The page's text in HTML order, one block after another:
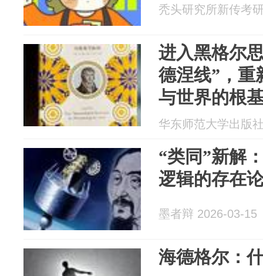
秃头研究所新传考
进入黑格尔
德涅线”，重
与世界的根
华东师范大学出版
“类同”新解
逻辑的存在
墨者辩 2026-03-15
海德格尔：